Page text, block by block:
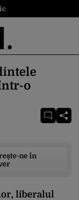
o
ne în
liberalul